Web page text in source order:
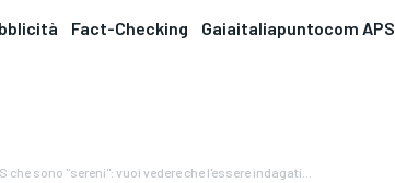
Fact-Checking Gaiaitaliapuntocom APS
che sono "sereni": vuoi vedere che l'essere indagati...